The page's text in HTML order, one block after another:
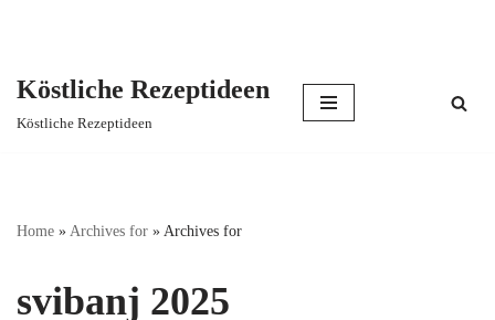
Köstliche Rezeptideen
Köstliche Rezeptideen
Home » Archives for » Archives for
svibanj 2025